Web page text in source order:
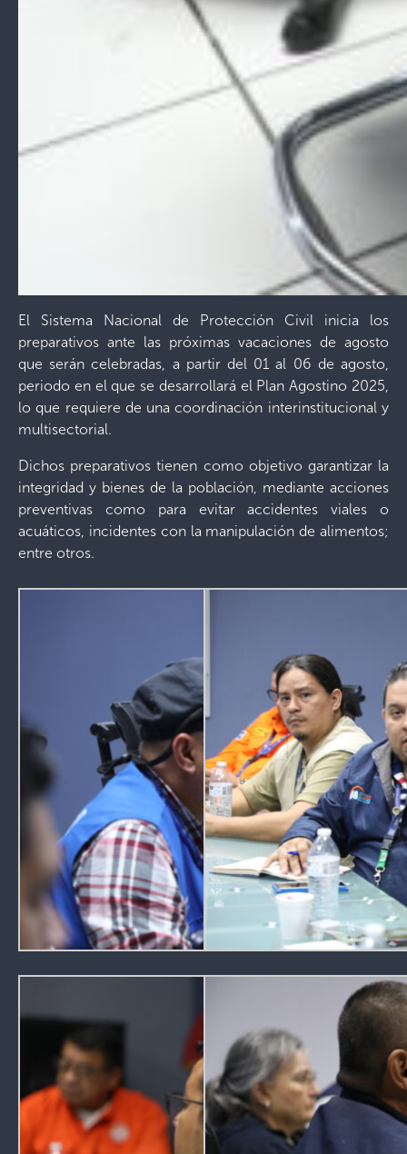
El Sistema Nacional de Protección Civil inicia los
preparativos ante las próximas vacaciones de agosto
que serán celebradas, a partir del 01 al 06 de agosto,
periodo en el que se desarrollará el Plan Agostino 2025,
lo que requiere de una coordinación interinstitucional y
multisectorial.
Dichos preparativos tienen como objetivo garantizar la
integridad y bienes de la población, mediante acciones
preventivas como para evitar accidentes viales o
acuáticos, incidentes con la manipulación de alimentos;
entre otros.